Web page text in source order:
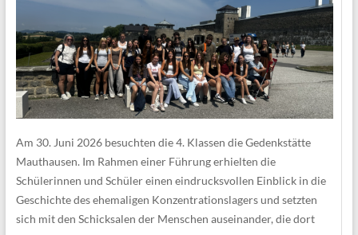
Am 30. Juni 2026 besuchten die 4. Klassen die Gedenkstätte
Mauthausen. Im Rahmen einer Führung erhielten die
Schülerinnen und Schüler einen eindrucksvollen Einblick in die
Geschichte des ehemaligen Konzentrationslagers und setzten
sich mit den Schicksalen der Menschen auseinander, die dort